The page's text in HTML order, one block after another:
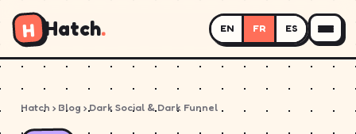
H Hatch. EN FR ES
Hatch › Blog › Dark Social & Dark Funnel